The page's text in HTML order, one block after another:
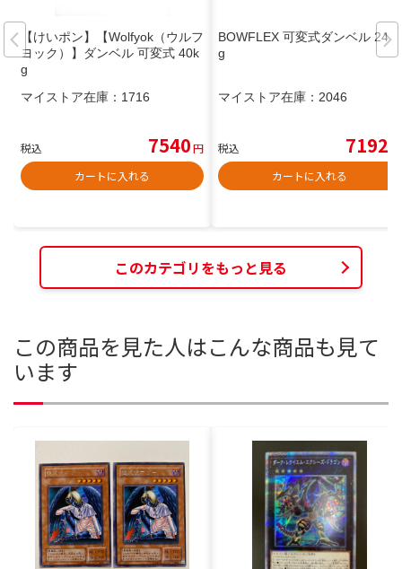
【けいポン】【Wolfyok（ウルフ
ヨック）】ダンベル 可変式 40k
g
マイストア在庫： 1716
税込 7540円
カートに入れる
BOWFLEX 可変式ダンベル 24k
g
マイストア在庫： 2046
税込 7192
カートに入れる
このカテゴリをもっと見る
この商品を見た人はこんな商品も見て
います